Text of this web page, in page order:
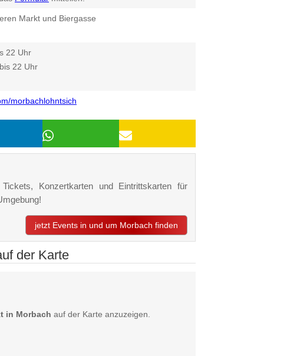
Markt und Biergasse
22 Uhr
22 Uhr
morbachlohntsich
Konzertkarten und Eintrittskarten für
jetzt Events in und um Morbach finden
der Karte
in Morbach auf der Karte anzuzeigen.